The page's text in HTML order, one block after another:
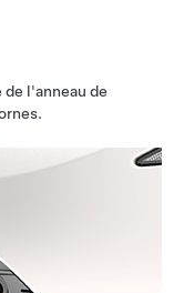
l'anneau de